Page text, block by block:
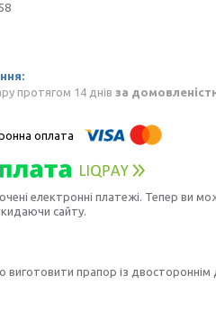
протягом 14 днів за
електронні платежі. Тепер ви
сайту.
прапор із двостороннім